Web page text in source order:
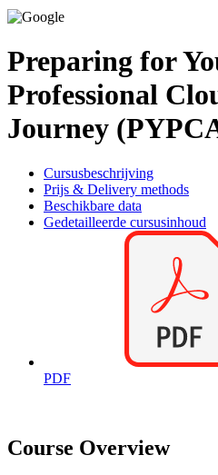
Preparing for
Professional
Journey
Cursusbeschrijving
Prijs & Delivery methods
Beschikbare data
Gedetailleerde cursusinhoud
PDF
Course Overview